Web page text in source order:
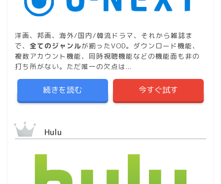
洋画、邦画、海外/国内/韓流ドラマ、それから雑誌ま
で、 全てのジャンルが揃ったVOD。ダウンロード機能、
複数アカウント機能、同時視聴機能などの機能面も非の
打ち所がない。ただ唯一の欠点は...
続きを読む 今すぐ試す
Hulu